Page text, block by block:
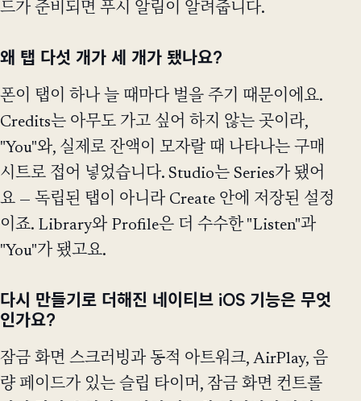
드가 준비되면 푸시 알림이 알려줍니다.
왜 탭 다섯 개가 세 개가 됐나요?
폰이 탭이 하나 늘 때마다 벌을 주기 때문이에요.
Credits는 아무도 가고 싶어 하지 않는 곳이라,
"You"와, 실제로 잔액이 모자랄 때 나타나는 구매
시트로 접어 넣었습니다. Studio는 Series가 됐어
요 — 독립된 탭이 아니라 Create 안에 저장된 설정
이죠. Library와 Profile은 더 수수한 "Listen"과
"You"가 됐고요.
다시 만들기로 더해진 네이티브 iOS 기능은 무엇
인가요?
잠금 화면 스크러빙과 동적 아트워크, AirPlay, 음
량 페이드가 있는 슬립 타이머, 잠금 화면 컨트롤